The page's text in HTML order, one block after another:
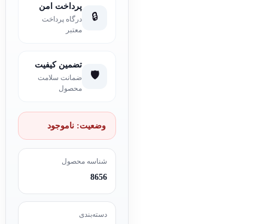
🔒
پرداخت امن
درگاه پرداخت
معتبر
🛡️
تضمین کیفیت
ضمانت سلامت
محصول
وضعیت: ناموجود
شناسه محصول
8656
دسته‌بندی